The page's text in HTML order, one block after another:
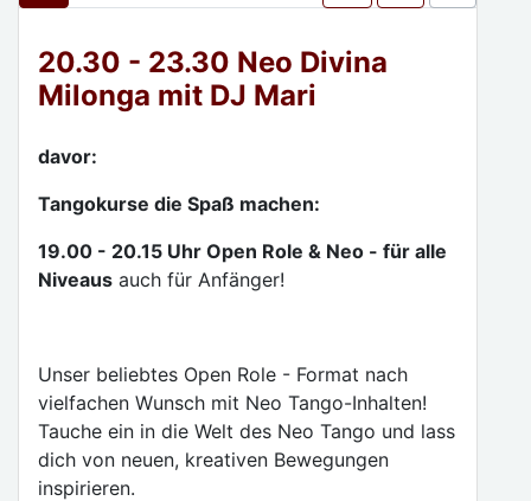
20.30 - 23.30 Neo Divina
Milonga mit DJ Mari
davor:
Tangokurse die Spaß machen:
19.00 - 20.15 Uhr Open Role & Neo - für alle
Niveaus auch für Anfänger!
Unser beliebtes Open Role - Format nach
vielfachen Wunsch mit Neo Tango-Inhalten!
Tauche ein in die Welt des Neo Tango und lass
dich von neuen, kreativen Bewegungen
inspirieren.